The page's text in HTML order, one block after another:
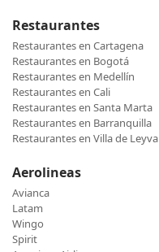
Restaurantes
Restaurantes en Cartagena
Restaurantes en Bogotá
Restaurantes en Medellín
Restaurantes en Cali
Restaurantes en Santa Marta
Restaurantes en Barranquilla
Restaurantes en Villa de Leyva
Aerolineas
Avianca
Latam
Wingo
Spirit